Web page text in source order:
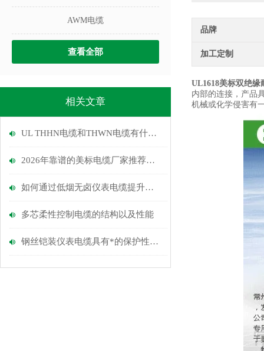
AWM电缆
查看全部
相关文章
UL THHN电缆和THWN电缆有什么区别?
2026年靠谱的美标电缆厂家推荐：长期对美出口、认证齐全
如何通过低烟无卤仪表电缆提升建筑物的防火性能？
多芯柔性控制电缆的​结构以及​性能
钢丝铠装仪表电缆具有*的保护性能和适应环境的能力
品牌
加工定制
UL1618美标双绝缘
内部的连接，产品
机械或化学侵害有